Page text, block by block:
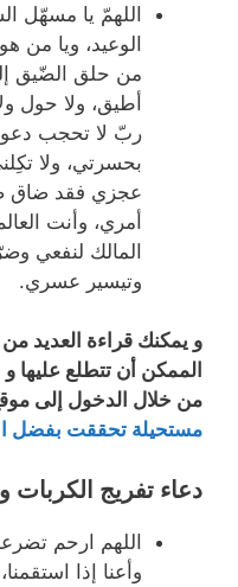
اللهمّ يا مسهّل
الوعيد، ويا من
من حلق الضّيق
أطيق، ولا حول
ربّ لا تحجب
بحسرتي، ولا
عجزي فقد ضاق
أمري، وأنت
المالك لنفعي
وتيسير عسري.
و يمكنك قراءة العديد
الممكن أن تتطلع عليها
من خلال الدخول إلى
مستحيلة تحققت بفضل
دعاء تفريج الكربات
اللهم ارحم
وأعنا إذا